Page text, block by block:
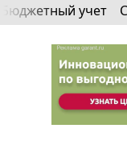
Бюджетный учет